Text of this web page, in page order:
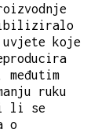
uvjete koje
međutim
ruku
li se
o